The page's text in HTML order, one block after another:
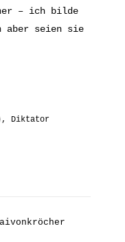
– ich bilde
aber seien sie
Diktator